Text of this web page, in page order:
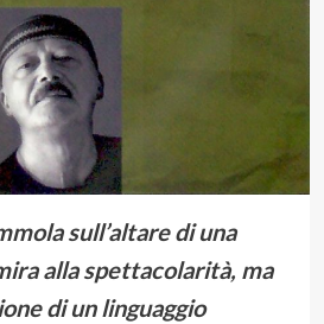
sull’altare di una
alla spettacolarità, ma
di un linguaggio